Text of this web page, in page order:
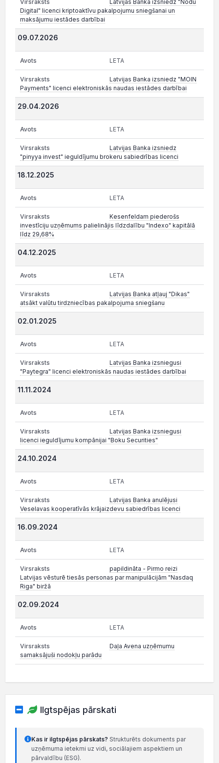
Latvijas Banka izsniedz "Nodu
Digital" licenci kriptoaktīvu pakalpojumu sniegšanai un
maksājumu iestādes darbībai
09.07.2026
LETA
Latvijas Banka izsniedz "MOIN
Payments" licenci elektroniskās naudas iestādes darbībai
29.04.2026
LETA
Latvijas Banka izsniedz
"pinyya invest" ieguldījumu brokeru sabiedrības licenci
18.12.2025
LETA
Kesenfeldam piederošs
investīciju uzņēmums palielinājis līdzdalību "Indexo" kapitālā
līdz 29,68%
04.12.2025
LETA
Latvijas Banka atļauj "Dikas"
atsākt valūtu tirdzniecības pakalpojuma sniegšanu
02.01.2025
LETA
Latvijas Banka izsniegusi
"Paytegra" licenci elektroniskās naudas iestādes darbībai
11.11.2024
LETA
Latvijas Banka izsniegusi
licenci ieguldījumu kompānijai "Boku Securities"
24.10.2024
LETA
Latvijas Banka anulējusi
Veselavas kooperatīvās krājaizdevu sabiedrības licenci
16.09.2024
LETA
papildināta - Pirmo reizi
Latvijas vēsturē tiesās personas par manipulācijām "Nasdaq
Riga" biržā
02.09.2024
LETA
Daļa Avena uzņēmumu
samaksājuši nodokļu parādu
Ilgtspējas pārskati
Kas ir ilgtspējas pārskats? Strukturēts dokuments par
uzņēmuma ietekmi uz vidi, sociālajiem aspektiem un
pārvaldību (ESG).